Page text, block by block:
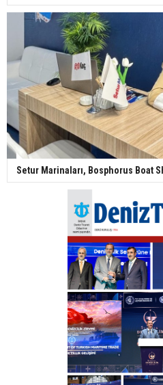
Setur Marinaları, Bosphorus Boat